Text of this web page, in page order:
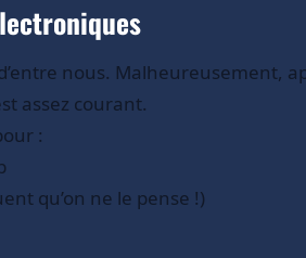
nous. Malheureusement,
assez courant.
:
qu’on ne le pense !)